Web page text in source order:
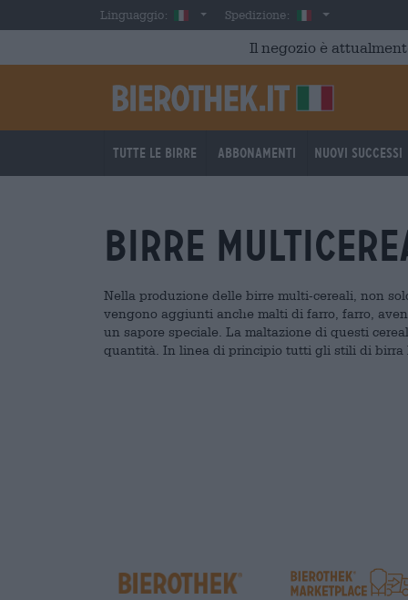
Skip to main contentLinguaggio: ItalianSpedizione: Italia
Il negozio è
Tutte le birre Abbonamenti Nuovi successi
birre
Nella produzione delle birre multi-cereali, non
vengono aggiunti anche malti di farro, farro,
un sapore speciale. La maltazione di questi
quantità. In linea di principio tutti gli stili di birra